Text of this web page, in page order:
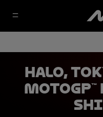
Halo,